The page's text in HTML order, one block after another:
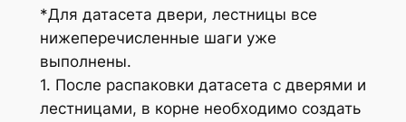
*Для датасета двери, лестницы все
нижеперечисленные шаги уже
выполнены.
1. После распаковки датасета с дверями и
лестницами, в корне необходимо создать